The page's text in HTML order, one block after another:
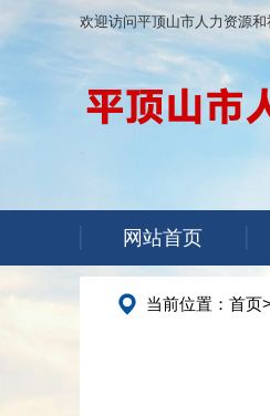
欢迎访问平顶山市人力资源
网站首页
当前位置： 首页>